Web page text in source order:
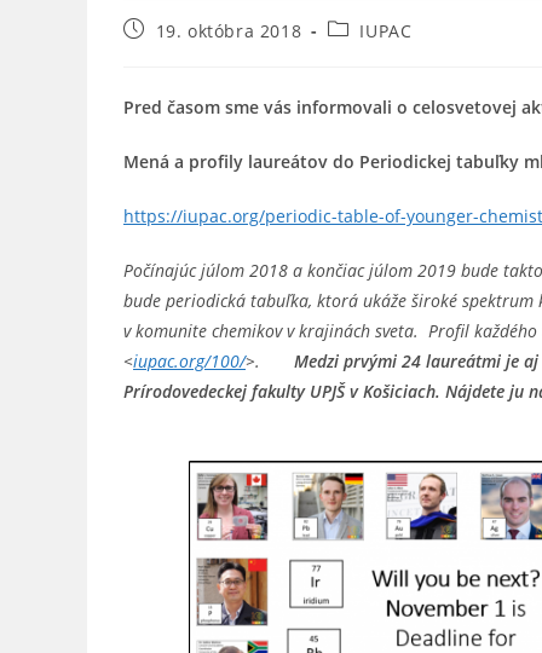
Post19. októbra 2018
PostIUPAC
Pred časom sme vás informovali o celosvetovej
Mená a profily laureátov do Periodickej tabuľky
https://iupac.org/periodic-table-of-younger-
Počínajúc júlom 2018 a končiac júlom 2019 bude
bude periodická tabuľka, ktorá ukáže široké
v komunite chemikov v krajinách sveta. Profil každého
<iupac.org/100/>. Medzi prvými 24 laureátmi je aj
Prírodovedeckej fakulty UPJŠ v Košiciach. Nájdete ju